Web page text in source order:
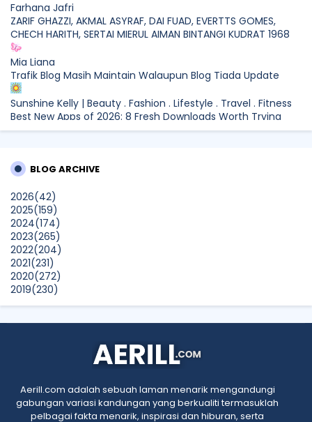
Farhana Jafri
ZARIF GHAZZI, AKMAL ASYRAF, DAI FUAD, EVERTTS GOMES,
CHECH HARITH, SERTAI MIERUL AIMAN BINTANGI KUDRAT 1968
Mia Liana
Trafik Blog Masih Maintain Walaupun Blog Tiada Update
Sunshine Kelly | Beauty . Fashion . Lifestyle . Travel . Fitness
Best New Apps of 2026: 8 Fresh Downloads Worth Trying
Tried Every Cream for Your Pigmentation? Here's Why Pico
Laser Works Differently.
BLOG ARCHIVE
2026(42)
2025(159)
2024(174)
2023(265)
2022(204)
2021(231)
2020(272)
2019(230)
2018(496)
2011(45)
2010(5)
Aerill.com adalah sebuah laman menarik mengandungi
gabungan variasi kandungan yang berkualiti termasuklah
pelbagai fakta menarik, inspirasi dan hiburan, serta